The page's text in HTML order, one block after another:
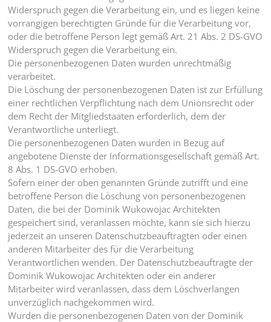
Widerspruch gegen die Verarbeitung ein, und es liegen keine
vorrangigen berechtigten Gründe für die Verarbeitung vor,
oder die betroffene Person legt gemäß Art. 21 Abs. 2 DS-GVO
Widerspruch gegen die Verarbeitung ein.
Die personenbezogenen Daten wurden unrechtmäßig
verarbeitet.
Die Löschung der personenbezogenen Daten ist zur Erfüllung
einer rechtlichen Verpflichtung nach dem Unionsrecht oder
dem Recht der Mitgliedstaaten erforderlich, dem der
Verantwortliche unterliegt.
Die personenbezogenen Daten wurden in Bezug auf
angebotene Dienste der Informationsgesellschaft gemäß Art.
8 Abs. 1 DS-GVO erhoben.
Sofern einer der oben genannten Gründe zutrifft und eine
betroffene Person die Löschung von personenbezogenen
Daten, die bei der Dominik Wukowojac Architekten
gespeichert sind, veranlassen möchte, kann sie sich hierzu
jederzeit an unseren Datenschutzbeauftragten oder einen
anderen Mitarbeiter des für die Verarbeitung
Verantwortlichen wenden. Der Datenschutzbeauftragte der
Dominik Wukowojac Architekten oder ein anderer
Mitarbeiter wird veranlassen, dass dem Löschverlangen
unverzüglich nachgekommen wird.
Wurden die personenbezogenen Daten von der Dominik